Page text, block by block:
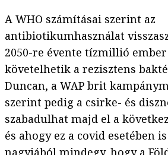
A WHO számításai szerint az
antibiotikumhasználat
2050-re évente tízmillió
követelhetik a rezisztens
Duncan, a WAP brit
szerint pedig a csirke- és
szabadulhat majd el a
és ahogy ez a covid esetében
nagyjából mindegy, hogy a